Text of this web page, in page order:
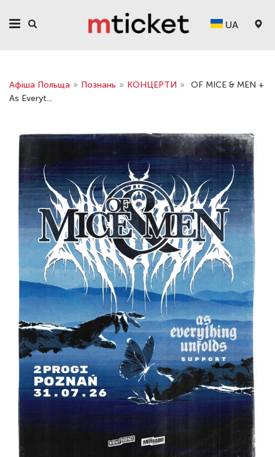
UA
Афіша Польща » Познань » КОНЦЕРТИ »
OF MICE & MEN +
As Everyt...